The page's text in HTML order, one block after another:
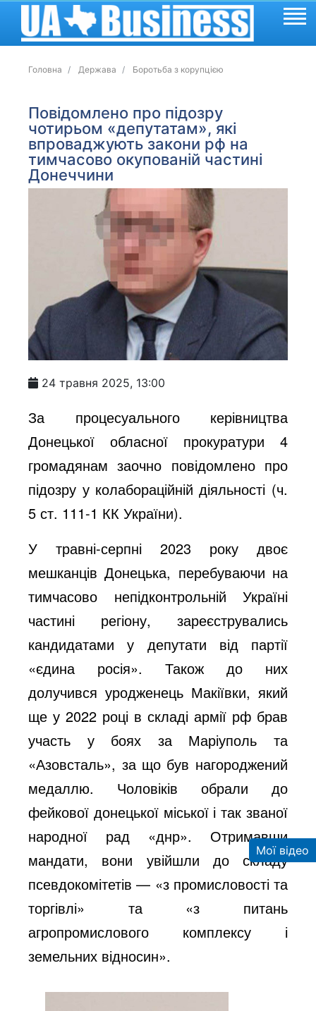
Головна Держава Боротьба з корупцією
Повідомлено про підозру
чотирьом «депутатам», які
впроваджують закони рф на
тимчасово окупованій частині
Донеччини
24 травня 2025, 13:00
За процесуального керівництва
Донецької обласної прокуратури 4
громадянам заочно повідомлено про
підозру у колабораційній діяльності (ч.
5 ст. 111-1 КК України).
У травні-серпні 2023 року двоє
мешканців Донецька, перебуваючи на
тимчасово непідконтрольній Україні
частині регіону, зареєструвались
кандидатами у депутати від партії
«єдина росія». Також до них
долучився уродженець Макіївки, який
ще у 2022 році в складі армії рф брав
участь у боях за Маріуполь та
«Азовсталь», за що був нагороджений
медаллю. Чоловіків обрали до
фейкової донецької міської і так званої
народної рад «днр». Отримавши
мандати, вони увійшли до складу
псевдокомітетів — «з промисловості та
торгівлі» та «з питань
агропромислового комплексу і
земельних відносин».
Мої відео